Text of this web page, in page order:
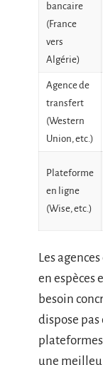
bancaire
(France
vers
Algérie)
Agence de
transfert
(Western
Union, etc.)
Plateforme
en ligne
(Wise, etc.)
Les
en espèces
besoin
dispose pas
une